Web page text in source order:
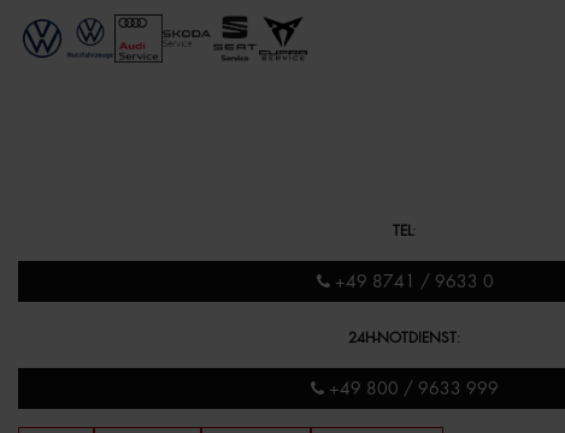
TEL :
+49 8741 / 9633 0
24H-NOTDIENST:
+49 800 / 9633 999